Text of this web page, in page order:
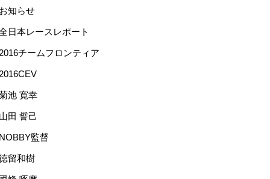
お知らせ
日本レースレポート
2016チームフロンティア
2016CEV
池 寛幸
山田 誓己
NOBBY監督
留和樹